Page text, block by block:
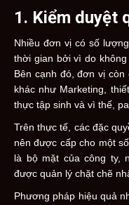
1. Kiểm duyệt
Nhiều đơn vị có số
thời gian bởi vì do
Bên cạnh đó, đơn vị
khác như Marketing,
thực tập sinh và vì thế,
Trên thực tế, các đặc
nên được cấp cho một
là bộ mặt của công ty,
được quản lý chặt chẽ
Phương pháp hiệu quả